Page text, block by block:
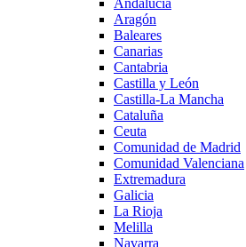
Aragón
Baleares
Canarias
Cantabria
Castilla y León
Castilla-La Mancha
Cataluña
Ceuta
Comunidad de Madrid
Comunidad Valenciana
Extremadura
Galicia
La Rioja
Melilla
Navarra